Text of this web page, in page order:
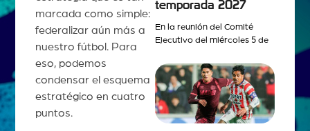
marcada como simple:
federalizar aún más a
nuestro fútbol. Para
eso, podemos
condensar el esquema
estratégico en cuatro
puntos.
temporada 2027
En la reunión del Comité
Ejecutivo del miércoles 5 de